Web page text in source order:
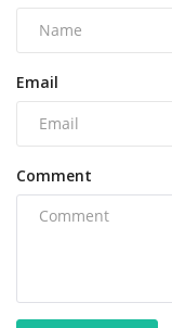
Email
Comment